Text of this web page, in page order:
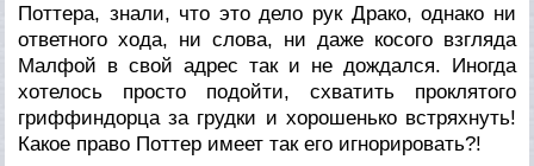
Поттера, знали, что это дело рук Драко, однако ни
ответного хода, ни слова, ни даже косого взгляда
Малфой в свой адрес так и не дождался. Иногда
хотелось просто подойти, схватить проклятого
гриффиндорца за грудки и хорошенько встряхнуть!
Какое право Поттер имеет так его игнорировать?!